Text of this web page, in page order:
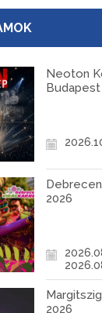
Neoton
Budapest
2026
2026